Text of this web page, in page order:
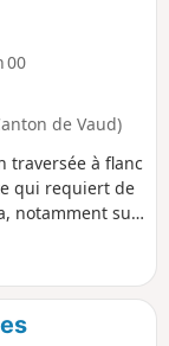
00
de Vaud)
traversée à flanc
qui requiert de
notamment sur